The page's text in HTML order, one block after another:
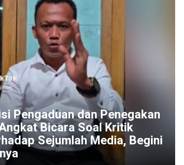
Pengaduan dan Penegakan
Bicara Soal Kritik
Sejumlah Media, Begini